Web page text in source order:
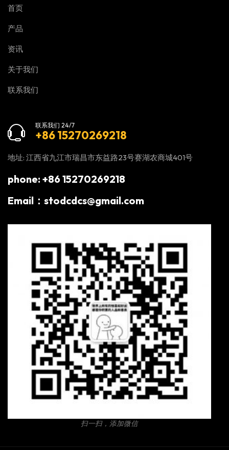
首页
产品
资讯
关于我们
联系我们
联系我们 24/7
+86 15270269218
地址: 江西省九江市瑞昌市东益路23号赛湖农商城401号
phone: +86 15270269218
Email：stodcdcs@gmail.com
扫一扫，添加微信